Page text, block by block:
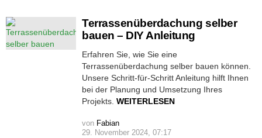
Terrassenüberdachung selber
bauen – DIY Anleitung
Erfahren Sie, wie Sie eine
Terrassenüberdachung selber bauen können.
Unsere Schritt-für-Schritt Anleitung hilft Ihnen
bei der Planung und Umsetzung Ihres
Projekts. WEITERLESEN
von Fabian
29. November 2024, 07:17